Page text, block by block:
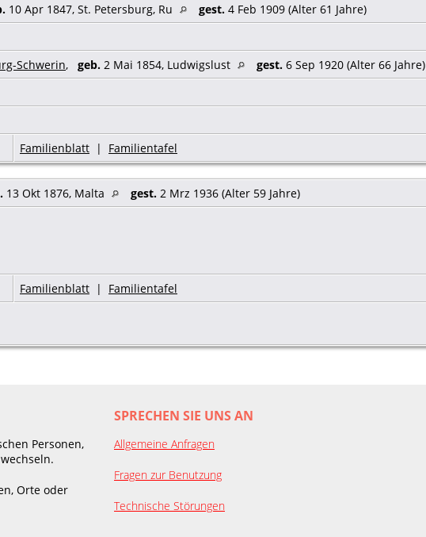
10 Apr 1847, St. Petersburg, Ru gest. 4 Feb 1909 (Alter 61 Jahre)
Schwerin, geb. 2 Mai 1854, Ludwigslust gest. 6 Sep 1920 (Alter 66 Jahre)
Familienblatt | Familientafel
13 Okt 1876, Malta gest. 2 Mrz 1936 (Alter 59 Jahre)
Familienblatt | Familientafel
Personen,
Orte oder
SPRECHEN SIE UNS AN
Allgemeine Anfragen
Fragen zur Benutzung
Technische Störungen